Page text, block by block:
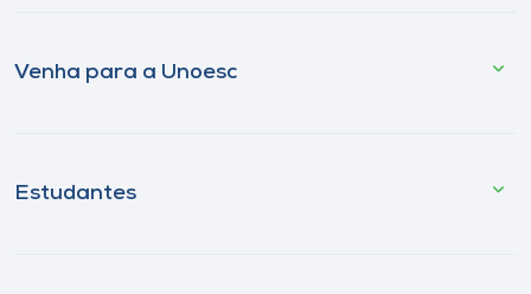
Venha para a Unoesc
Estudantes